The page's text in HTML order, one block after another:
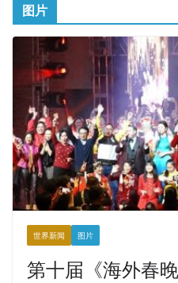
图片
世界新闻 图片
第十届《海外春